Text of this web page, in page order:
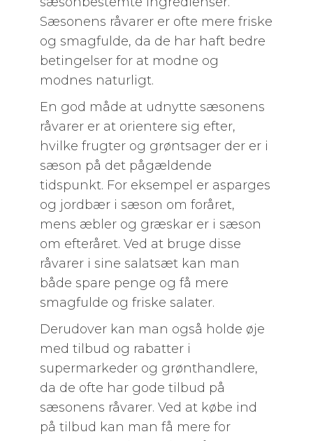
Sæsonens råvarer er ofte mere friske
og smagfulde, da de har haft bedre
betingelser for at modne og
modnes naturligt.
En god måde at udnytte sæsonens
råvarer er at orientere sig efter,
hvilke frugter og grøntsager der er i
sæson på det pågældende
tidspunkt. For eksempel er asparges
og jordbær i sæson om foråret,
mens æbler og græskar er i sæson
om efteråret. Ved at bruge disse
råvarer i sine salatsæt kan man
både spare penge og få mere
smagfulde og friske salater.
Derudover kan man også holde øje
med tilbud og rabatter i
supermarkeder og grønthandlere,
da de ofte har gode tilbud på
sæsonens råvarer. Ved at købe ind
på tilbud kan man få mere for